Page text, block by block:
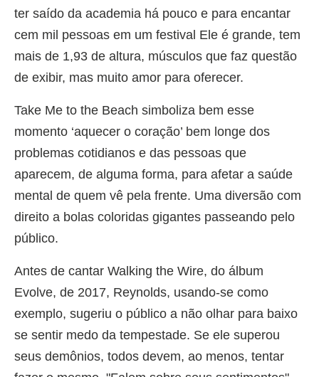
ter saído da academia há pouco e para encantar
cem mil pessoas em um festival Ele é grande, tem
mais de 1,93 de altura, músculos que faz questão
de exibir, mas muito amor para oferecer.
Take Me to the Beach simboliza bem esse
momento ‘aquecer o coração’ bem longe dos
problemas cotidianos e das pessoas que
aparecem, de alguma forma, para afetar a saúde
mental de quem vê pela frente. Uma diversão com
direito a bolas coloridas gigantes passeando pelo
público.
Antes de cantar Walking the Wire, do álbum
Evolve, de 2017, Reynolds, usando-se como
exemplo, sugeriu o público a não olhar para baixo
se sentir medo da tempestade. Se ele superou
seus demônios, todos devem, ao menos, tentar